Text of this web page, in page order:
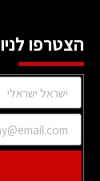
הצטרפו